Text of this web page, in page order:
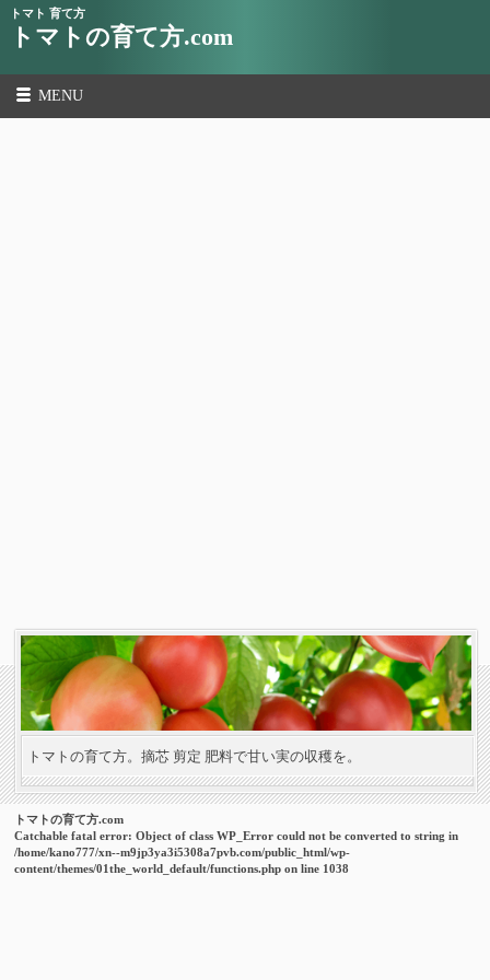
トマト 育て方
トマトの育て方.com
MENU
トマトの育て方。摘芯 剪定 肥料で甘い実の収穫を。
トマトの育て方.com
Catchable fatal error: Object of class WP_Error could not be converted to string in
/home/kano777/xn--m9jp3ya3i5308a7pvb.com/public_html/wp-
content/themes/01the_world_default/functions.php on line 1038